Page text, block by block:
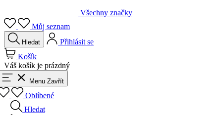
Všechny značky
Můj seznam
Hledat
Přihlásit se
Košík
Váš košík je prázdný
Menu Zavřít
Oblíbené
Hledat